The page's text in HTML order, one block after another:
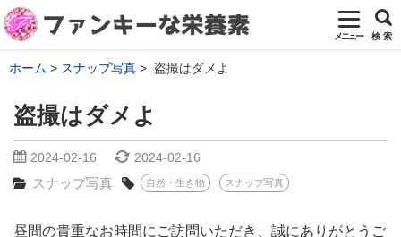
メニュー 検 索
ホーム スナップ写真 盗撮はダメよ
盗撮はダメよ
2024-02-16 2024-02-16
スナップ写真 自然・生き物 スナップ写真
昼間の貴重なお時間にご訪問いただき、誠にありがとうご